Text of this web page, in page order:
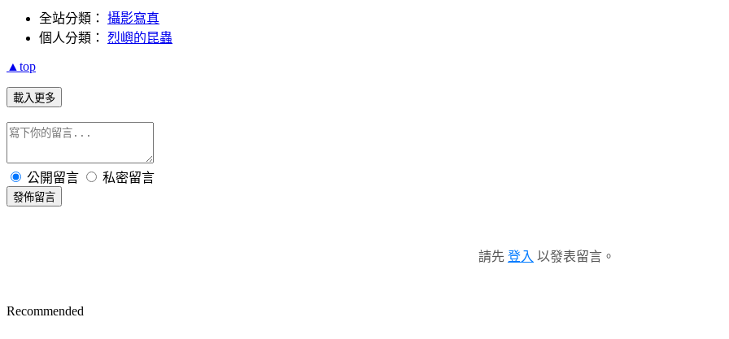
全站分類： 攝影寫真
個人分類： 烈嶼的昆蟲
▲top
載入更多
公開留言 私密留言
發佈留言
請先 登入 以發表留言。
Recommended